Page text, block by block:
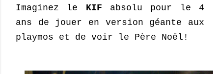
Imaginez le KIF absolu pour le 4
ans de jouer en version géante aux
playmos et de voir le Père Noël!